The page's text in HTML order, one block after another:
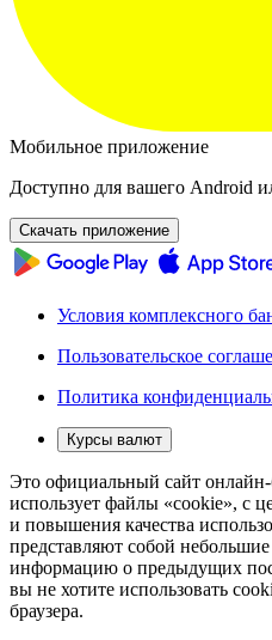
Мобильное приложение
Доступно для вашего Android
Скачать приложение
Условия комплексного
Пользовательское
Политика
Курсы валют
Это официальный сайт
использует файлы «cookie», с
и повышения качества
представляют собой
информацию о предыдущих
вы не хотите использовать
браузера.